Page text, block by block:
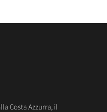
Costa Azzurra, il